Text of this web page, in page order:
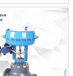
专用调节阀，该阀可
铜调节阀、电动青